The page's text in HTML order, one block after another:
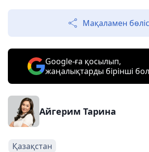
Мақаламен
Google-ға қосылып,
жаңалықтарды бірінші
Айгерим Тарина
Қазақстан